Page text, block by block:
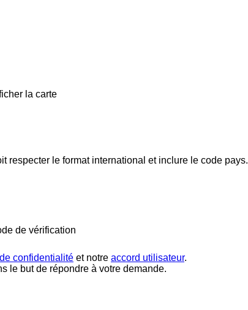
la carte
respecter le format international et inclure le code pays.
de vérification
confidentialité et notre accord utilisateur.
le but de répondre à votre demande.